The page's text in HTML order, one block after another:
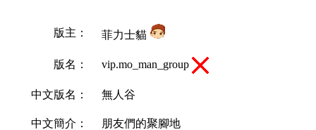
版主： 菲力士貓
版名： vip.mo_man_group
中文版名： 無人谷
中文簡介： 朋友們的聚腳地